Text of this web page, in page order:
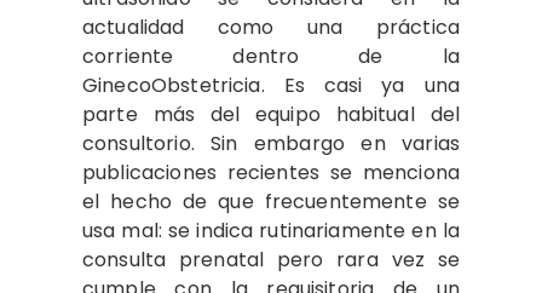
actualidad como una práctica
corriente dentro de la
GinecoObstetricia. Es casi ya una
parte más del equipo habitual del
consultorio. Sin embargo en varias
publicaciones recientes se menciona
el hecho de que frecuentemente se
usa mal: se indica rutinariamente en la
consulta prenatal pero rara vez se